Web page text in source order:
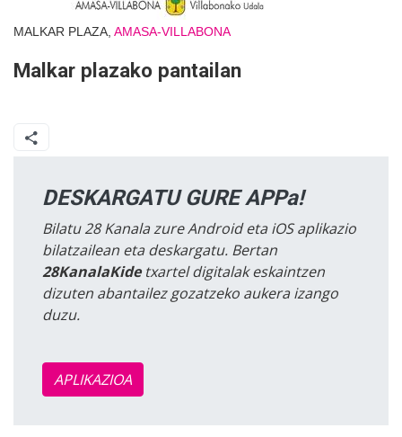
MALKAR PLAZA, AMASA-VILLABONA
Malkar plazako pantailan
DESKARGATU GURE APPa!
Bilatu 28 Kanala zure Android eta iOS aplikazio
bilatzailean eta deskargatu. Bertan
28KanalaKidetxartel digitalak eskaintzen
dizuten abantailez gozatzeko aukera izango
duzu.
APLIKAZIOA